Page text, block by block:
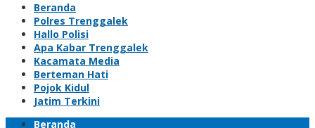
Beranda
Polres Trenggalek
Hallo Polisi
Apa Kabar Trenggalek
Kacamata Media
Berteman Hati
Pojok Kidul
Jatim Terkini
Beranda